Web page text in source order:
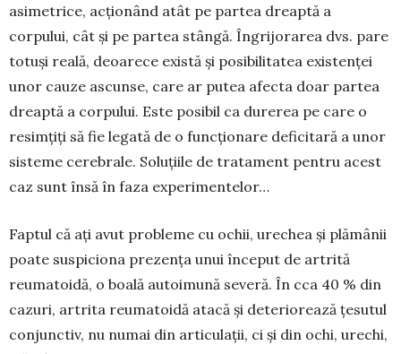
asimetrice, acționând atât pe partea dreaptă a
corpului, cât și pe partea stângă. Îngrijorarea dvs. pare
totuși reală, deoarece există și posibilitatea existenței
unor cauze ascunse, care ar putea afecta doar partea
dreaptă a corpului. Este po­sibil ca durerea pe care o
resimțiți să fie legată de o funcționare de­ficitară a unor
sisteme cerebrale. Soluțiile de tratament pentru acest
caz sunt însă în faza experimentelor…
Faptul că ați avut probleme cu ochii, urechea și plămânii
poate suspiciona prezența unui început de artrită
reumatoidă, o boală autoi­mună severă. În cca 40 % din
ca­zuri, artrita reumatoidă atacă și deteriorează țesutul
conjunctiv, nu numai din articulații, ci și din ochi, urechi,